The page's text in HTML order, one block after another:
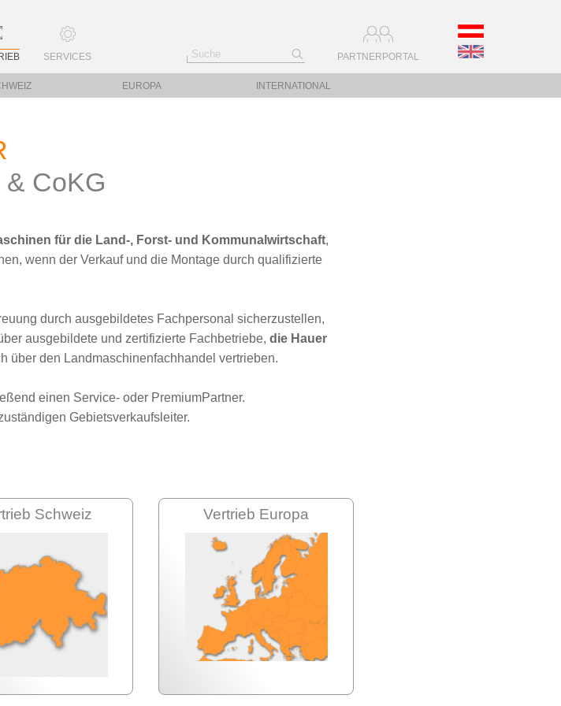
SERVICES PARTNERPORTAL
EUROPA INTERNATIONAL
CoKG
für die Land-, Forst- und Kommunalwirtschaft,
wenn der Verkauf und die Montage durch qualifizierte
durch ausgebildetes Fachpersonal sicherzustellen,
ausgebildete und zertifizierte Fachbetriebe, die Hauer
über den Landmaschinenfachhandel vertrieben.
einen Service- oder PremiumPartner.
Gebietsverkaufsleiter.
Schweiz Vertrieb Europa